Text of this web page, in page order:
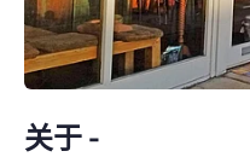
关于 -